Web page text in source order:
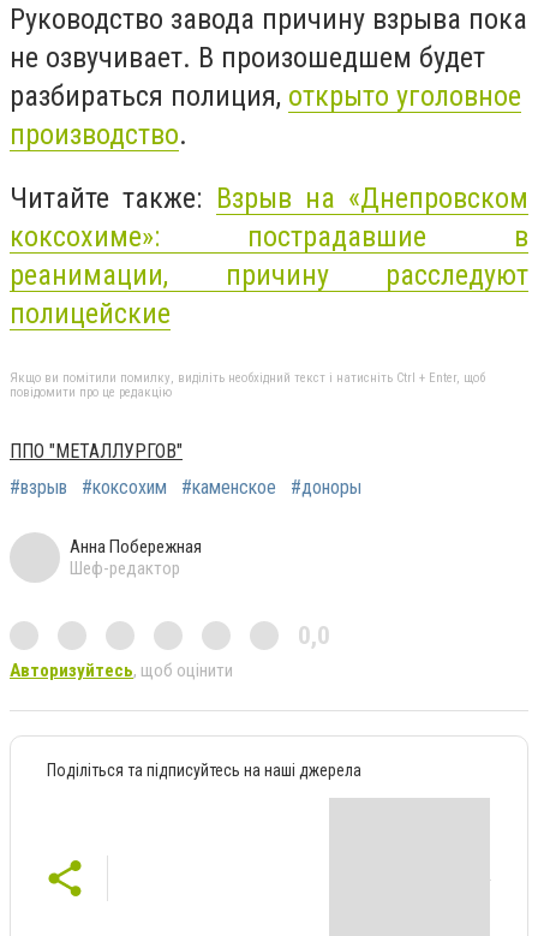
Руководство завода причину взрыва пока
не озвучивает. В произошедшем будет
разбираться полиция, открыто уголовное
производство.
Читайте также: Взрыв на «Днепровском
коксохиме»: пострадавшие в
реанимации, причину расследуют
полицейские
Якщо ви помітили помилку, виділіть необхідний текст і натисніть Ctrl + Enter, щоб
повідомити про це редакцію
ППО "МЕТАЛЛУРГОВ"
#взрыв
#коксохим #каменское #доноры
Анна Побережная
Шеф-редактор
0,0
Авторизуйтесь, щоб оцінити
Поділіться та підписуйтесь на наші джерела